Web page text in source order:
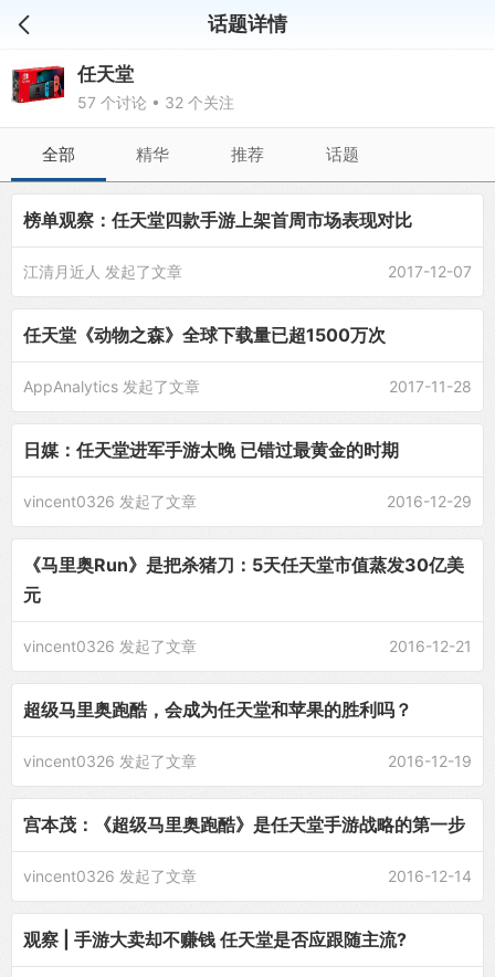
话题详情
任天堂
57 个讨论 • 32 个关注
全部 精华 推荐 话题
榜单观察：任天堂四款手游上架首周市场表现对比
江清月近人 发起了文章 2017-12-07
任天堂《动物之森》全球下载量已超1500万次
AppAnalytics 发起了文章 2017-11-28
日媒：任天堂进军手游太晚 已错过最黄金的时期
vincent0326 发起了文章 2016-12-29
《马里奥Run》是把杀猪刀：5天任天堂市值蒸发30亿美
元
vincent0326 发起了文章 2016-12-21
超级马里奥跑酷，会成为任天堂和苹果的胜利吗？
vincent0326 发起了文章 2016-12-19
宫本茂：《超级马里奥跑酷》是任天堂手游战略的第一步
vincent0326 发起了文章 2016-12-14
观察 | 手游大卖却不赚钱 任天堂是否应跟随主流?